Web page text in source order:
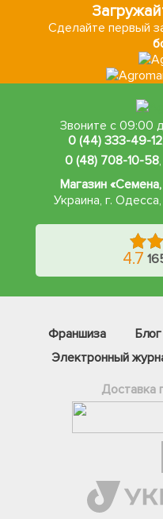
Сделайте первый
Звоните с 09:00
0 (44) 333-49-12
0 (48) 708-10-58,
Магазин
Украина, г. Одесса,
4.7
Франшиза Блог
Электронный
Доставка